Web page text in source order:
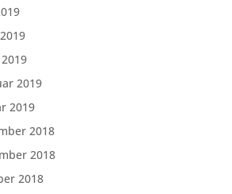
2019
2019
2018
2018
2018